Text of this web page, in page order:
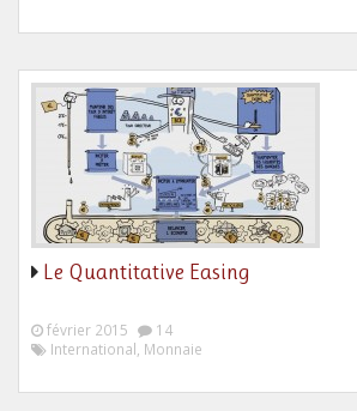
Le Quantitative Easing
février 2015
14
International, Monnaie